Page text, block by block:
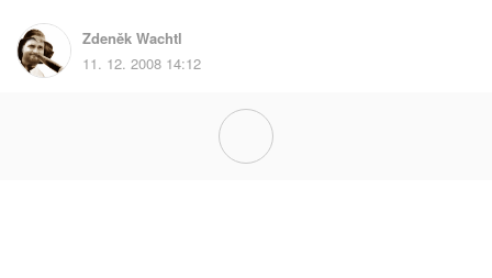
Zdeněk Wachtl
11. 12. 2008 14:12